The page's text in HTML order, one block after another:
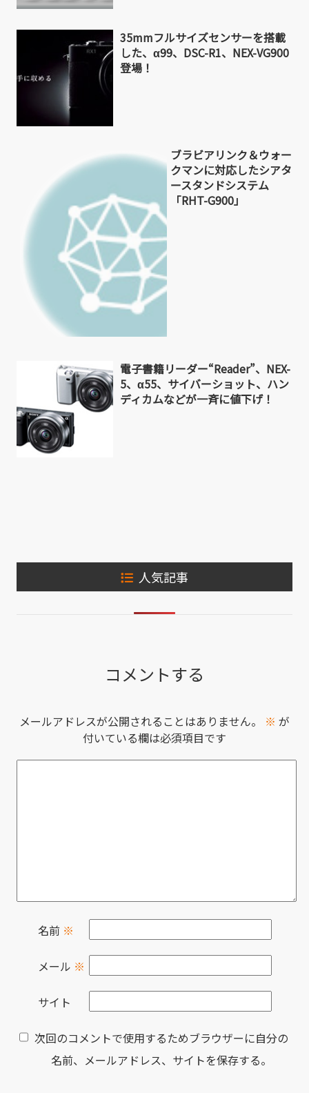
35mmフルサイズセンサーを搭載
した、α99、DSC-R1、NEX-VG900
登場！
ブラビアリンク＆ウォー
クマンに対応したシアタ
ースタンドシステム
「RHT-G900」
電子書籍リーダー“Reader”、NEX-
5、α55、サイバーショット、ハン
ディカムなどが一斉に値下げ！
人気記事
コメントする
メールアドレスが公開されることはありません。 ※ が
付いている欄は必須項目です
名前 ※
メール ※
サイト
次回のコメントで使用するためブラウザーに自分の
名前、メールアドレス、サイトを保存する。